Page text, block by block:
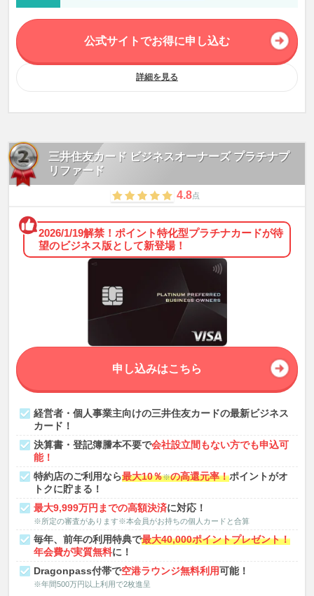
様のご登録が必要です。
※5：セブン‐イレブンでは、一部対象とならない店舗があります。法人会員
※Apple Pay App Store、Apple Pay、Apple Watch、Face IDは、米国および
※Google Pay Google、Android、Google Play、Google Pay は Google LLC
公式サイトでお得に申し込む
詳細を見る
三井住友カード ビジネスオーナーズ プラチナプ
リファード
4.8点
2026/1/19解禁！ポイント特化型プラチナカードが待
望のビジネス版として新登場！
経営者・個人事業主向けの三井住友カードの最新ビジネス
カード！
決算書・登記簿謄本不要で会社設立間もない方でも申込可
能！
特約店のご利用なら最大10％※の高還元率！ポイントがオ
トクに貯まる！
最大9,999万円までの高額決済に対応！
※所定の審査があります※本会員がお持ちの個人カードと合算
毎年、前年の利用特典で最大40,000ポイントプレゼント！
年会費が実質無料に！
Dragonpass付帯で空港ラウンジ無料利用可能！
※年間500万円以上利用で2枚進呈
申し込みはこちら